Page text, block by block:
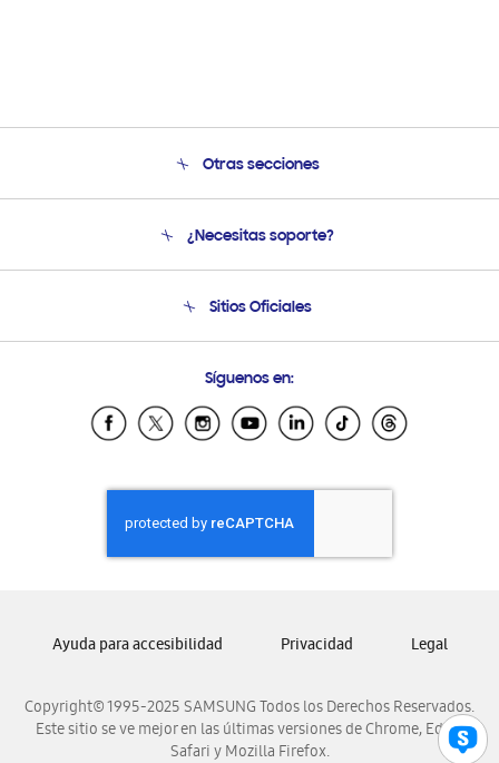
Otras secciones
Soporte
Condiciones de Compra
¿Necesitas soporte?
Soporte vía eMail
Sitios Oficiales
Samsung Ecuador
Samsung El Salvador
Samsung Honduras
Samsung Nicaragua
Samsung Panamá
Samsung Venezuela
Síguenos en:
Copyright© 1995-2025 SAMSUNG Todos los Derechos Reservados.
Este sitio se ve mejor en las últimas versiones de Chrome, Edge,
Safari y Mozilla Firefox.
Ayuda para accesibilidad Privacidad Legal